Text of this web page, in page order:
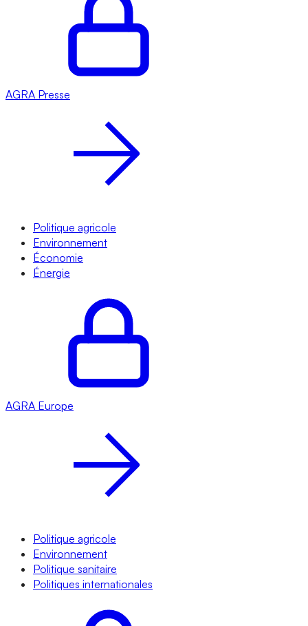
AGRA Presse
Politique agricole
Environnement
Économie
Énergie
AGRA Europe
Politique agricole
Environnement
Politique sanitaire
Politiques internationales